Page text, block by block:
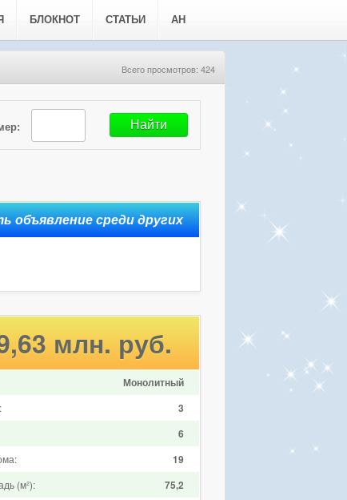
БЛОКНОТ СТАТЬИ АН
Всего просмотров: 424
млн. руб.
Монолитный
3
6
19
(м²): 75,2